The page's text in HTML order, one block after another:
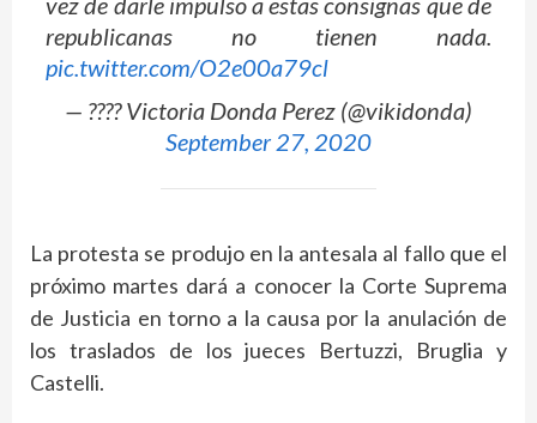
republicanas no tienen nada.
pic.twitter.com/O2e00a79cl
— ???? Victoria Donda Perez (@vikidonda)
September 27, 2020
La protesta se produjo en la antesala al fallo que el
próximo martes dará a conocer la Corte Suprema
de Justicia en torno a la causa por la anulación de
los traslados de los jueces Bertuzzi, Bruglia y
Castelli.